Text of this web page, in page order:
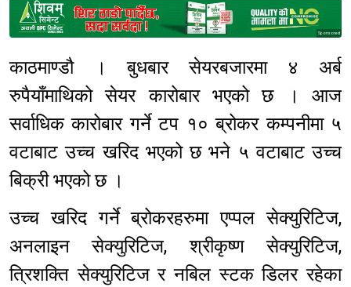
Sponsored
काठमाण्डौ । बुधबार सेयरबजारमा ४ अर्ब
रुपैयाँमाथिको सेयर कारोबार भएको छ । आज
सर्वाधिक कारोबार गर्ने टप १० ब्रोकर कम्पनीमा ५
वटाबाट उच्च खरिद भएको छ भने ५ वटाबाट उच्च
बिक्री भएको छ ।
उच्च खरिद गर्ने ब्रोकरहरुमा एप्पल सेक्युरिटिज,
अनलाइन सेक्युरिटिज, श्रीकृष्ण सेक्युरिटिज,
त्रिशक्ति सेक्युरिटिज र नबिल स्टक डिलर रहेका